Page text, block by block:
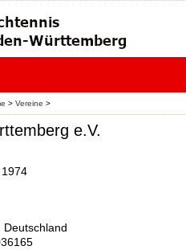
> Vereine >
e.V.